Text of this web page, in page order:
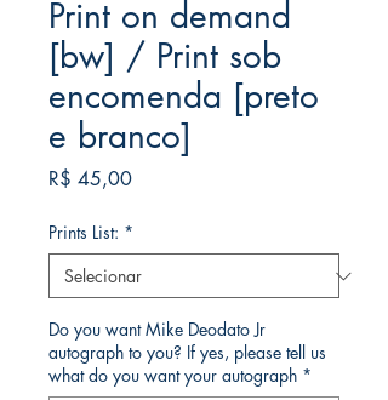
Print on demand
[bw] / Print sob
encomenda [preto
e branco]
R$ 45,00Preço
Prints List: *
Do you want Mike Deodato Jr
autograph to you? If yes, please tell us
what do you want your autograph *